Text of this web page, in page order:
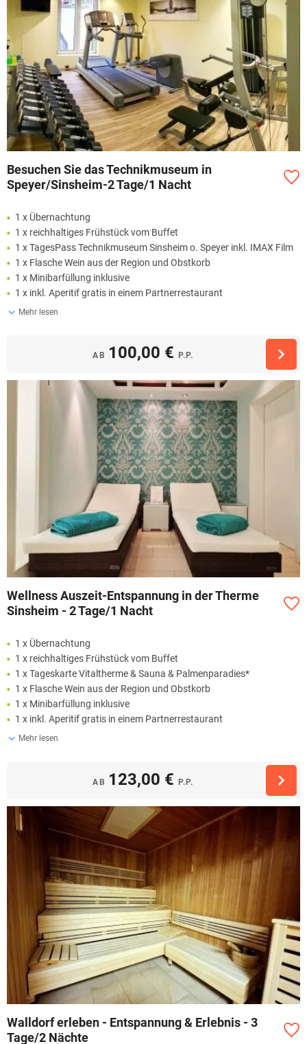
Besuchen Sie das Technikmuseum in
Speyer/Sinsheim-2 Tage/1 Nacht
1 x Übernachtung
1 x reichhaltiges Frühstück vom Buffet
1 x TagesPass Technikmuseum Sinsheim o. Speyer inkl. IMAX Film
1 x Flasche Wein aus der Region und Obstkorb
1 x Minibarfüllung inklusive
1 x inkl. Aperitif gratis in einem Partnerrestaurant
Mehr lesen
AB 100,00 € P.P.
Wellness Auszeit-Entspannung in der Therme
Sinsheim - 2 Tage/1 Nacht
1 x Übernachtung
1 x reichhaltiges Frühstück vom Buffet
1 x Tageskarte Vitaltherme & Sauna & Palmenparadies*
1 x Flasche Wein aus der Region und Obstkorb
1 x Minibarfüllung inklusive
1 x inkl. Aperitif gratis in einem Partnerrestaurant
Mehr lesen
AB 123,00 € P.P.
Walldorf erleben - Entspannung & Erlebnis - 3
Tage/2 Nächte